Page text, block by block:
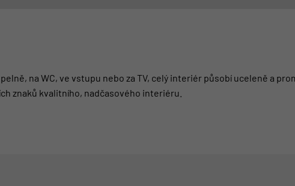
na WC, ve vstupu nebo za TV, celý interiér působí uceleně a
znaků kvalitního, nadčasového interiéru.